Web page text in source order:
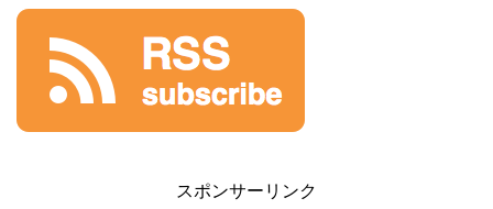
スポンサーリンク